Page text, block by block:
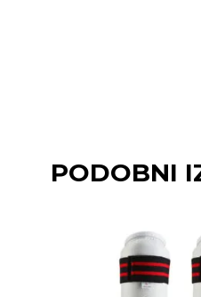
PODOBNI